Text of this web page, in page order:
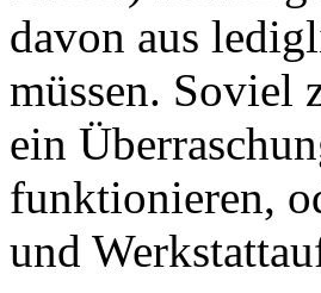
davon aus
müssen. Soviel
ein
funktionieren,
und